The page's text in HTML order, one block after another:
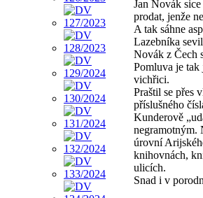
Jan Novák
prodat, jenže
A tak sáhne
Lazebníka
Novák z Čech
Pomluva je tak
vichřici.
Praštil se přes
příslušného
Kunderově
negramotným.
úrovní
knihovnách,
ulicích.
Snad i v